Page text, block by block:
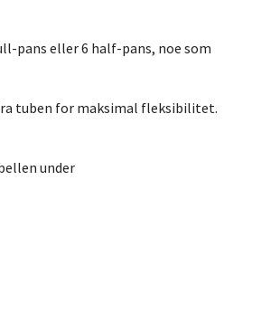
pans eller 6 half-pans, noe som
tuben for maksimal fleksibilitet.
under